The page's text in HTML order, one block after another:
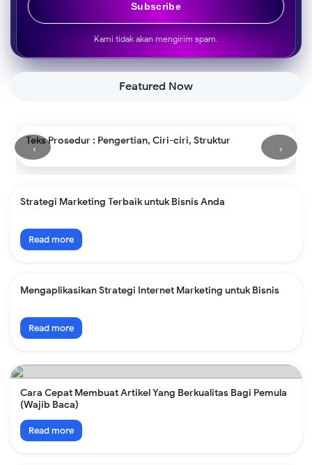
Subscribe
Kami tidak akan mengirim spam.
Featured Now
‹
Mengapa Kita Tidak Dapat Mendengarkan Bunyi di Luar
Angkasa?
›
Strategi Marketing Terbaik untuk Bisnis Anda
Read more
Mengaplikasikan Strategi Internet Marketing untuk Bisnis
Read more
Cara Cepat Membuat Artikel Yang Berkualitas Bagi Pemula
(Wajib Baca)
Read more